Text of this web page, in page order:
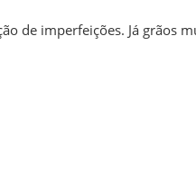
de imperfeições. Já grãos